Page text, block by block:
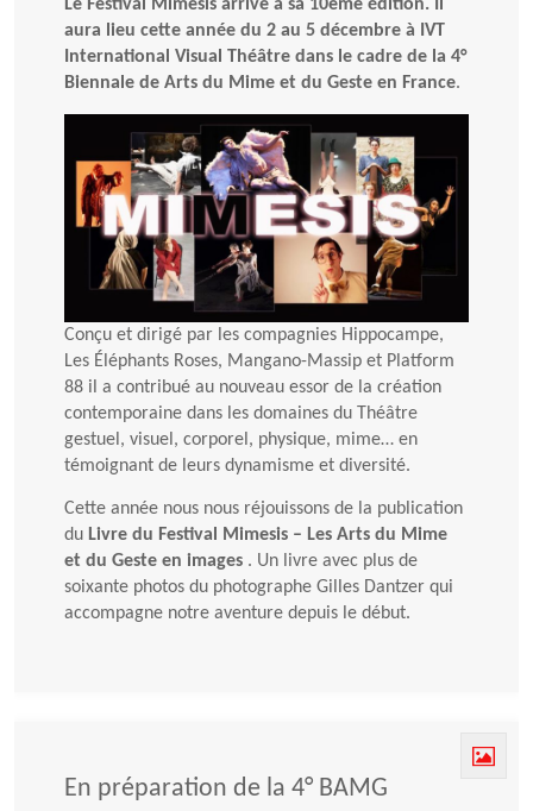
Le Festival Mimesis arrive à sa 10ème édition. Il
aura lieu cette année du 2 au 5 décembre à IVT
International Visual Théâtre dans le cadre de la 4°
Biennale de Arts du Mime et du Geste en France.
Conçu et dirigé par les compagnies Hippocampe,
Les Éléphants Roses, Mangano-Massip et Platform
88 il a contribué au nouveau essor de la création
contemporaine dans les domaines du Théâtre
gestuel, visuel, corporel, physique, mime… en
témoignant de leurs dynamisme et diversité.
Cette année nous nous réjouissons de la publication
du Livre du Festival Mimesis – Les Arts du Mime
et du Geste en images . Un livre avec plus de
soixante photos du photographe Gilles Dantzer qui
accompagne notre aventure depuis le début.
En préparation de la 4° BAMG